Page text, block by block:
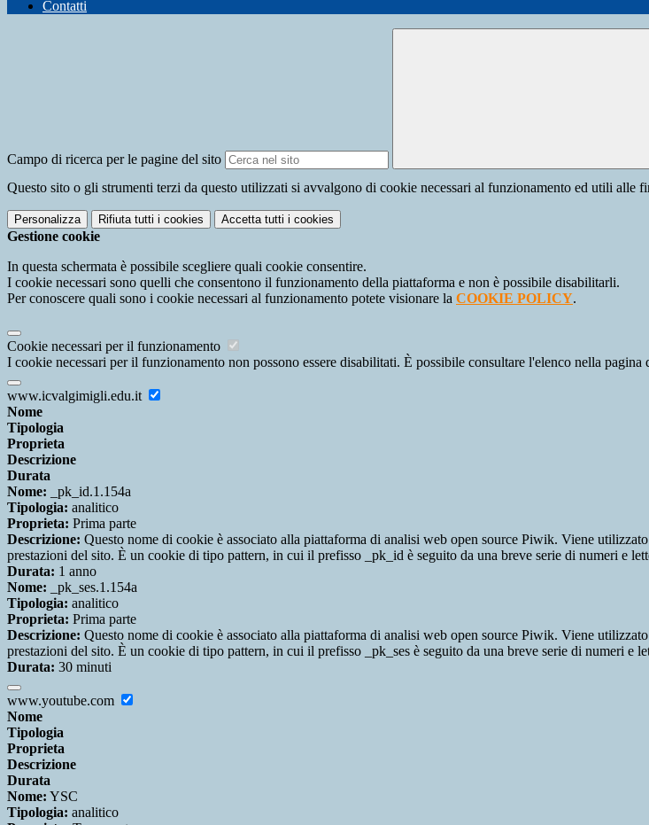
Contatti
Campo di ricerca per le pagine del sito
Questo sito o gli strumenti terzi da questo utilizzati si avvalgono di cookie necessari al funzionamento ed utili alle
Personalizza Rifiuta tutti i cookies Accetta tutti i cookies
Gestione cookie
In questa schermata è possibile scegliere quali cookie consentire.
I cookie necessari sono quelli che consentono il funzionamento della piattaforma e non è possibile disabilitarli.
Per conoscere quali sono i cookie necessari al funzionamento potete visionare la COOKIE POLICY.
Cookie necessari per il funzionamento
I cookie necessari per il funzionamento non possono essere disabilitati. È possibile consultare l'elenco nella pagina
www.icvalgimigli.edu.it
Nome
Tipologia
Proprieta
Descrizione
Durata
Nome: _pk_id.1.154a
Tipologia: analitico
Proprieta: Prima parte
Descrizione: Questo nome di cookie è associato alla piattaforma di analisi web open source Piwik. Viene
prestazioni del sito. È un cookie di tipo pattern, in cui il prefisso _pk_id è seguito da una breve serie di numeri e
Durata: 1 anno
Nome: _pk_ses.1.154a
Tipologia: analitico
Proprieta: Prima parte
Descrizione: Questo nome di cookie è associato alla piattaforma di analisi web open source Piwik. Viene
prestazioni del sito. È un cookie di tipo pattern, in cui il prefisso _pk_ses è seguito da una breve serie di numeri
Durata: 30 minuti
www.youtube.com
Nome
Tipologia
Proprieta
Descrizione
Durata
Nome: YSC
Tipologia: analitico